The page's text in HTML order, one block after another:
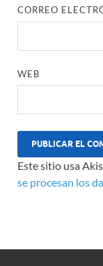
CORREO
WEB
Este sitio usa
se procesan los